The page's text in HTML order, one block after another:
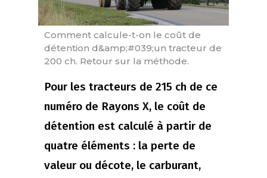
Comment calcule-t-on le coût de
détention d&amp;#039;un tracteur de
200 ch. Retour sur la méthode.
Pour les tracteurs de 215 ch de ce
numéro de Rayons X, le coût de
détention est calculé à partir de
quatre éléments : la perte de
valeur ou décote, le carburant,